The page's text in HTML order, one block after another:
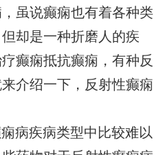
虽说癫痫也有着各种类
却是一种折磨人的疾
癫痫抵抗癫痫，有种反
介绍一下，反射性癫痫
病疾病类型中比较难以